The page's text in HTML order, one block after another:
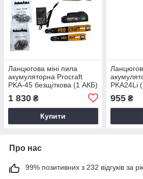
Ланцюгова міні пила
акумуляторна Procraft
PKA-45 безщіткова (1 АКБ)
1 830 ₴
Купити
PKA24Li
955₴
Про нас
99% позитивних з 232 відгуків за